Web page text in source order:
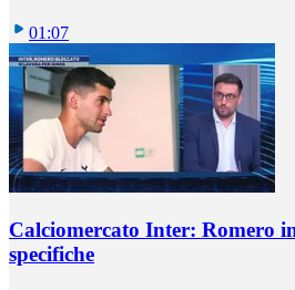
01:07
Calciomercato Inter: Romero
specifiche